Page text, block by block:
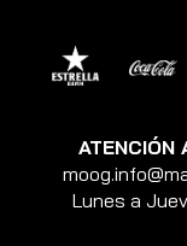
ATENCIÓN
Lunes a